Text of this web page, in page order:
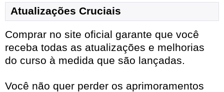
Atualizações Cruciais
Comprar no site oficial garante que você
receba todas as atualizações e melhorias
do curso à medida que são lançadas.
Você não quer perder os aprimoramentos